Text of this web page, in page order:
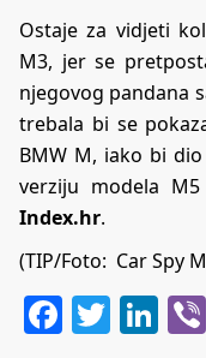
Ostaje za vidjeti
M3, jer se
njegovog pandana
trebala bi se
BMW M, iako bi
verziju modela
Index.hr.
(TIP/Foto: Car Spy